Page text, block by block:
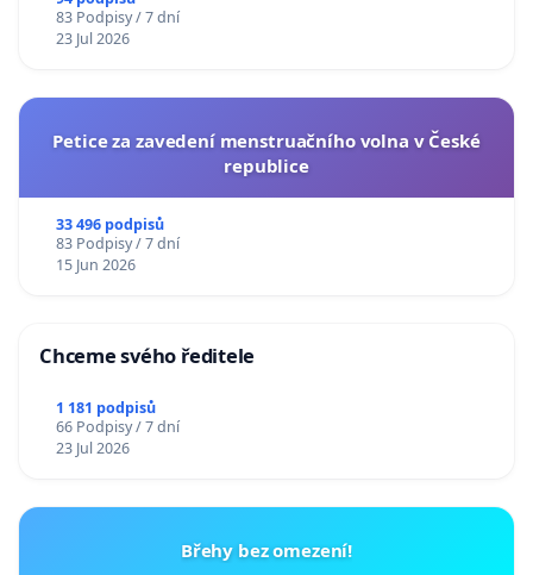
83 Podpisy / 7 dní
23 Jul 2026
Petice za zavedení menstruačního volna v České
republice
33 496 podpisů
83 Podpisy / 7 dní
15 Jun 2026
Chceme svého ředitele
1 181 podpisů
66 Podpisy / 7 dní
23 Jul 2026
Břehy bez omezení!